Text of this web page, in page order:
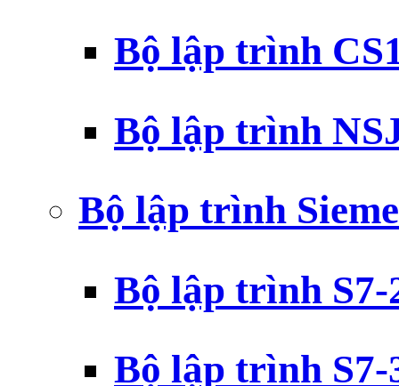
Bộ lập trình
Bộ lập trình
Bộ lập trình
Bộ lập trình S7-
Bộ lập trình S7-